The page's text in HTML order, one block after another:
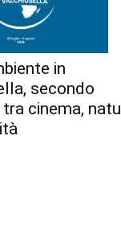
in
secondo
cinema,